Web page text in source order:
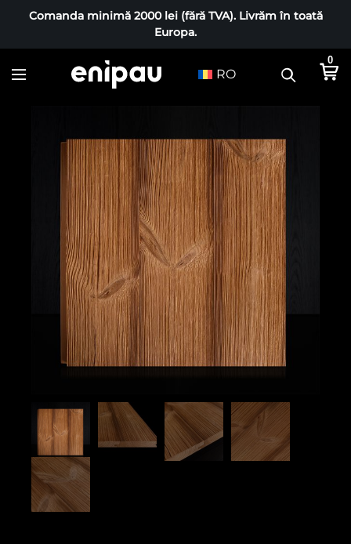
Comanda minimă 2000 lei (fără TVA). Livrăm în toată
Europa.
RO
0